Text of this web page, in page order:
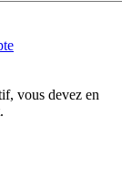
vous devez en